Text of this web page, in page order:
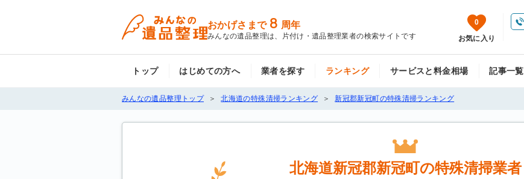
おかげさまで 8 周年
みんなの遺品整理は、片付け・遺品整理業者の検索サイトです
0
お気に入り
トップ はじめての方へ 業者を探す ランキング サービスと料金相場 記事一覧
みんなの遺品整理トップ 北海道の特殊清掃ランキング 新冠郡新冠町の特殊清掃ランキング
北海道新冠郡新冠町の特殊清掃業者